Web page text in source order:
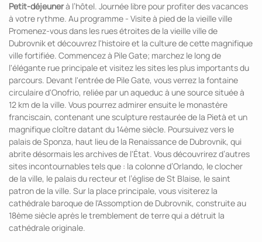
Petit-déjeunerà l’hôtel. Journée libre pour profiter des vacances
à votre rythme. Au programme - Visite à pied de la vieille ville
Promenez-vous dans les rues étroites de la vieille ville de
Dubrovnik et découvrez l'histoire et la culture de cette magnifique
ville fortifiée. Commencez à Pile Gate; marchez le long de
l'élégante rue principale et visitez les sites les plus importants du
parcours. Devant l'entrée de Pile Gate, vous verrez la fontaine
circulaire d'Onofrio, reliée par un aqueduc à une source située à
12 km de la ville. Vous pourrez admirer ensuite le monastère
franciscain, contenant une sculpture restaurée de la Pietà et un
magnifique cloître datant du 14ème siècle. Poursuivez vers le
palais de Sponza, haut lieu de la Renaissance de Dubrovnik, qui
abrite désormais les archives de l'État. Vous découvrirez d’autres
sites incontournables tels que : la colonne d’Orlando, le clocher
de la ville, le palais du recteur et l’église de St Blaise, le saint
patron de la ville. Sur la place principale, vous visiterez la
cathédrale baroque de l'Assomption de Dubrovnik, construite au
18ème siècle après le tremblement de terre qui a détruit la
cathédrale originale.